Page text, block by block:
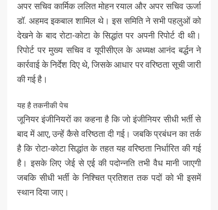
अपर सचिव कार्मिक ललित मोहन रयाल और अपर सचिव ऊर्जा
डॉ. अहमद इकबाल शामिल थे। इस समिति ने सभी पहलुओं को
देखने के बाद रोटा-कोटा के सिद्धांत पर अपनी रिपोर्ट दी थी।
रिपोर्ट पर मुख्य सचिव व यूपीसीएल के अध्यक्ष आनंद बर्द्धन ने
कार्रवाई के निर्देश दिए थे, जिसके आधार पर वरिष्ठता सूची जारी
की गई है।
यह है तकनीकी पेच
जूनियर इंजीनियरों का कहना है कि जो इंजीनियर सीधी भर्ती से
बाद में आए, उन्हें कैसे वरिष्ठता दी गई। जबकि प्रबंधन का तर्क
है कि रोटा-कोटा सिद्धांत के तहत यह वरिष्ठता निर्धारित की गई
है। इसके लिए जेई से एई की पदोन्नति तभी वैध मानी जाएगी
जबकि सीधी भर्ती के निश्चित प्रतिशत तक पदों को भी इसमें
स्थान दिया जाए।